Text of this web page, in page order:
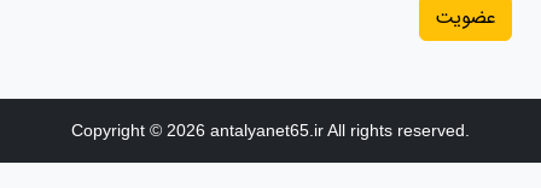
عضویت
Copyright © 2026 antalyanet65.ir All rights reserved.